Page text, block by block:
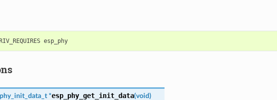
PRIV_REQUIRES esp_phy
*esp_phy_get_init_data(void)